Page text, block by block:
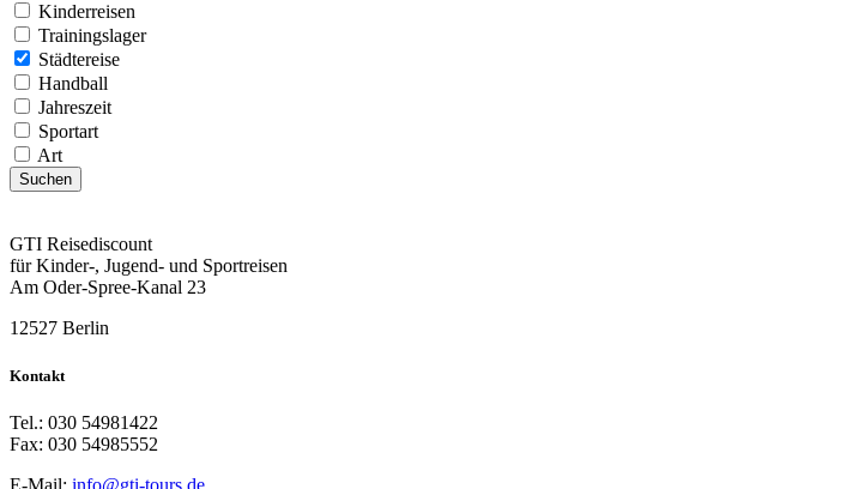
Kinderreisen
Trainingslager
Städtereise
Handball
Jahreszeit
Sportart
Art
Suchen
GTI Reisediscount
für Kinder-, Jugend- und Sportreisen
Am Oder-Spree-Kanal 23
12527 Berlin
Kontakt
Tel.: 030 54981422
Fax: 030 54985552
E-Mail: info@gti-tours.de